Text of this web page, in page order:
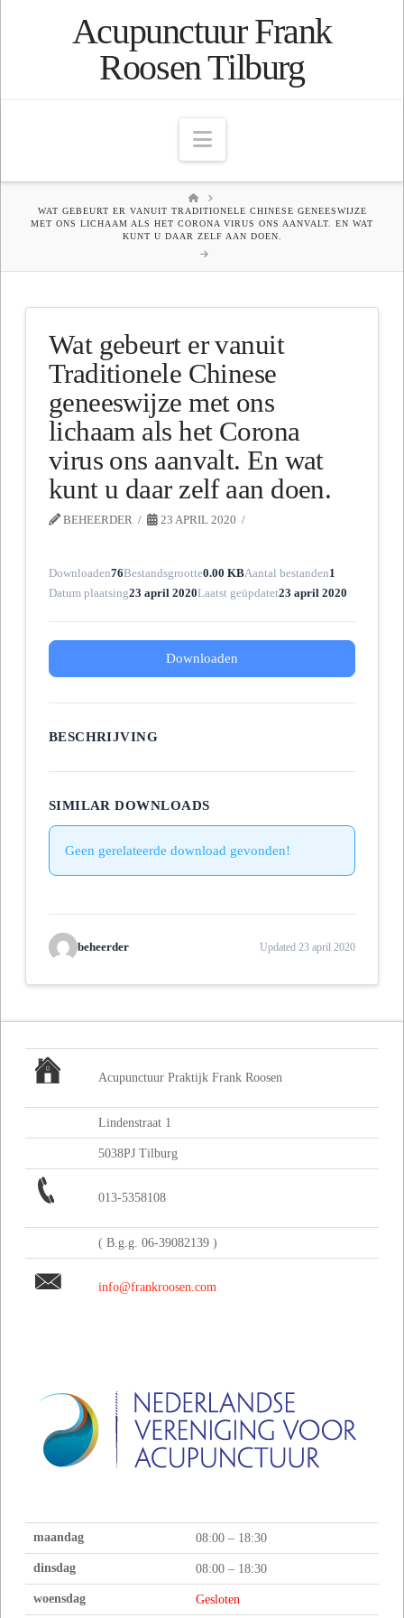
Acupunctuur Frank
Roosen Tilburg
Navigation
HOME
WAT GEBEURT ER VANUIT TRADITIONELE CHINESE GENEESWIJZE
MET ONS LICHAAM ALS HET CORONA VIRUS ONS AANVALT. EN WAT
KUNT U DAAR ZELF AAN DOEN.
Wat gebeurt er vanuit
Traditionele Chinese
geneeswijze met ons
lichaam als het Corona
virus ons aanvalt. En wat
kunt u daar zelf aan doen.
BEHEERDER 23 APRIL 2020
Downloaden76Bestandsgrootte0.00 KBAantal bestanden1
Datum plaatsing23 april 2020Laatst geüpdatet23 april 2020
Downloaden
BESCHRIJVING
SIMILAR DOWNLOADS
Geen gerelateerde download gevonden!
beheerder Updated 23 april 2020
Acupunctuur Praktijk Frank Roosen
Lindenstraat 1
5038PJ Tilburg
013-5358108
( B.g.g. 06-39082139 )
info@frankroosen.com
maandag 08:00 – 18:30
dinsdag 08:00 – 18:30
woensdag Gesloten